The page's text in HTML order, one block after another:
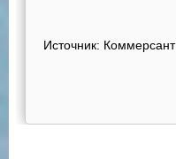
Источник: Коммерсант